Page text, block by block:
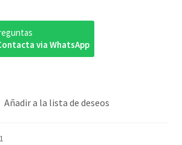
via WhatsApp
Añadir a la lista de deseos